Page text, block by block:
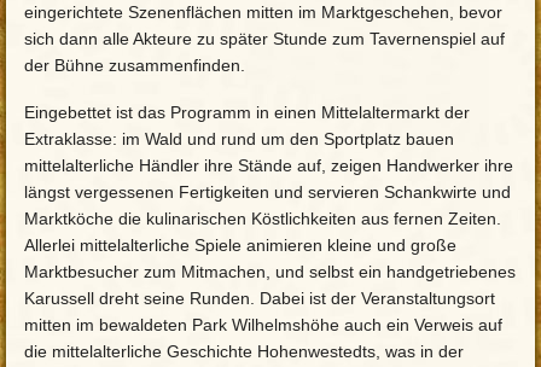
eingerichtete Szenenflächen mitten im Marktgeschehen, bevor
sich dann alle Akteure zu später Stunde zum Tavernenspiel auf
der Bühne zusammenfinden.
Eingebettet ist das Programm in einen Mittelaltermarkt der
Extraklasse: im Wald und rund um den Sportplatz bauen
mittelalterliche Händler ihre Stände auf, zeigen Handwerker ihre
längst vergessenen Fertigkeiten und servieren Schankwirte und
Marktköche die kulinarischen Köstlichkeiten aus fernen Zeiten.
Allerlei mittelalterliche Spiele animieren kleine und große
Marktbesucher zum Mitmachen, und selbst ein handgetriebenes
Karussell dreht seine Runden. Dabei ist der Veranstaltungsort
mitten im bewaldeten Park Wilhelmshöhe auch ein Verweis auf
die mittelalterliche Geschichte Hohenwestedts, was in der